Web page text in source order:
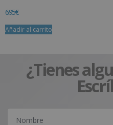
6.95€
Añadir al carrito
¿Tienes